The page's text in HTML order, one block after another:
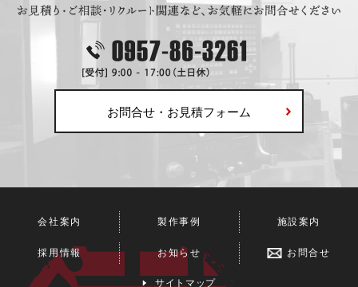
お問合せ・お見積フォーム
会社案内 製作事例 施設案内
採用情報 お知らせ お問合せ
サイトマップ